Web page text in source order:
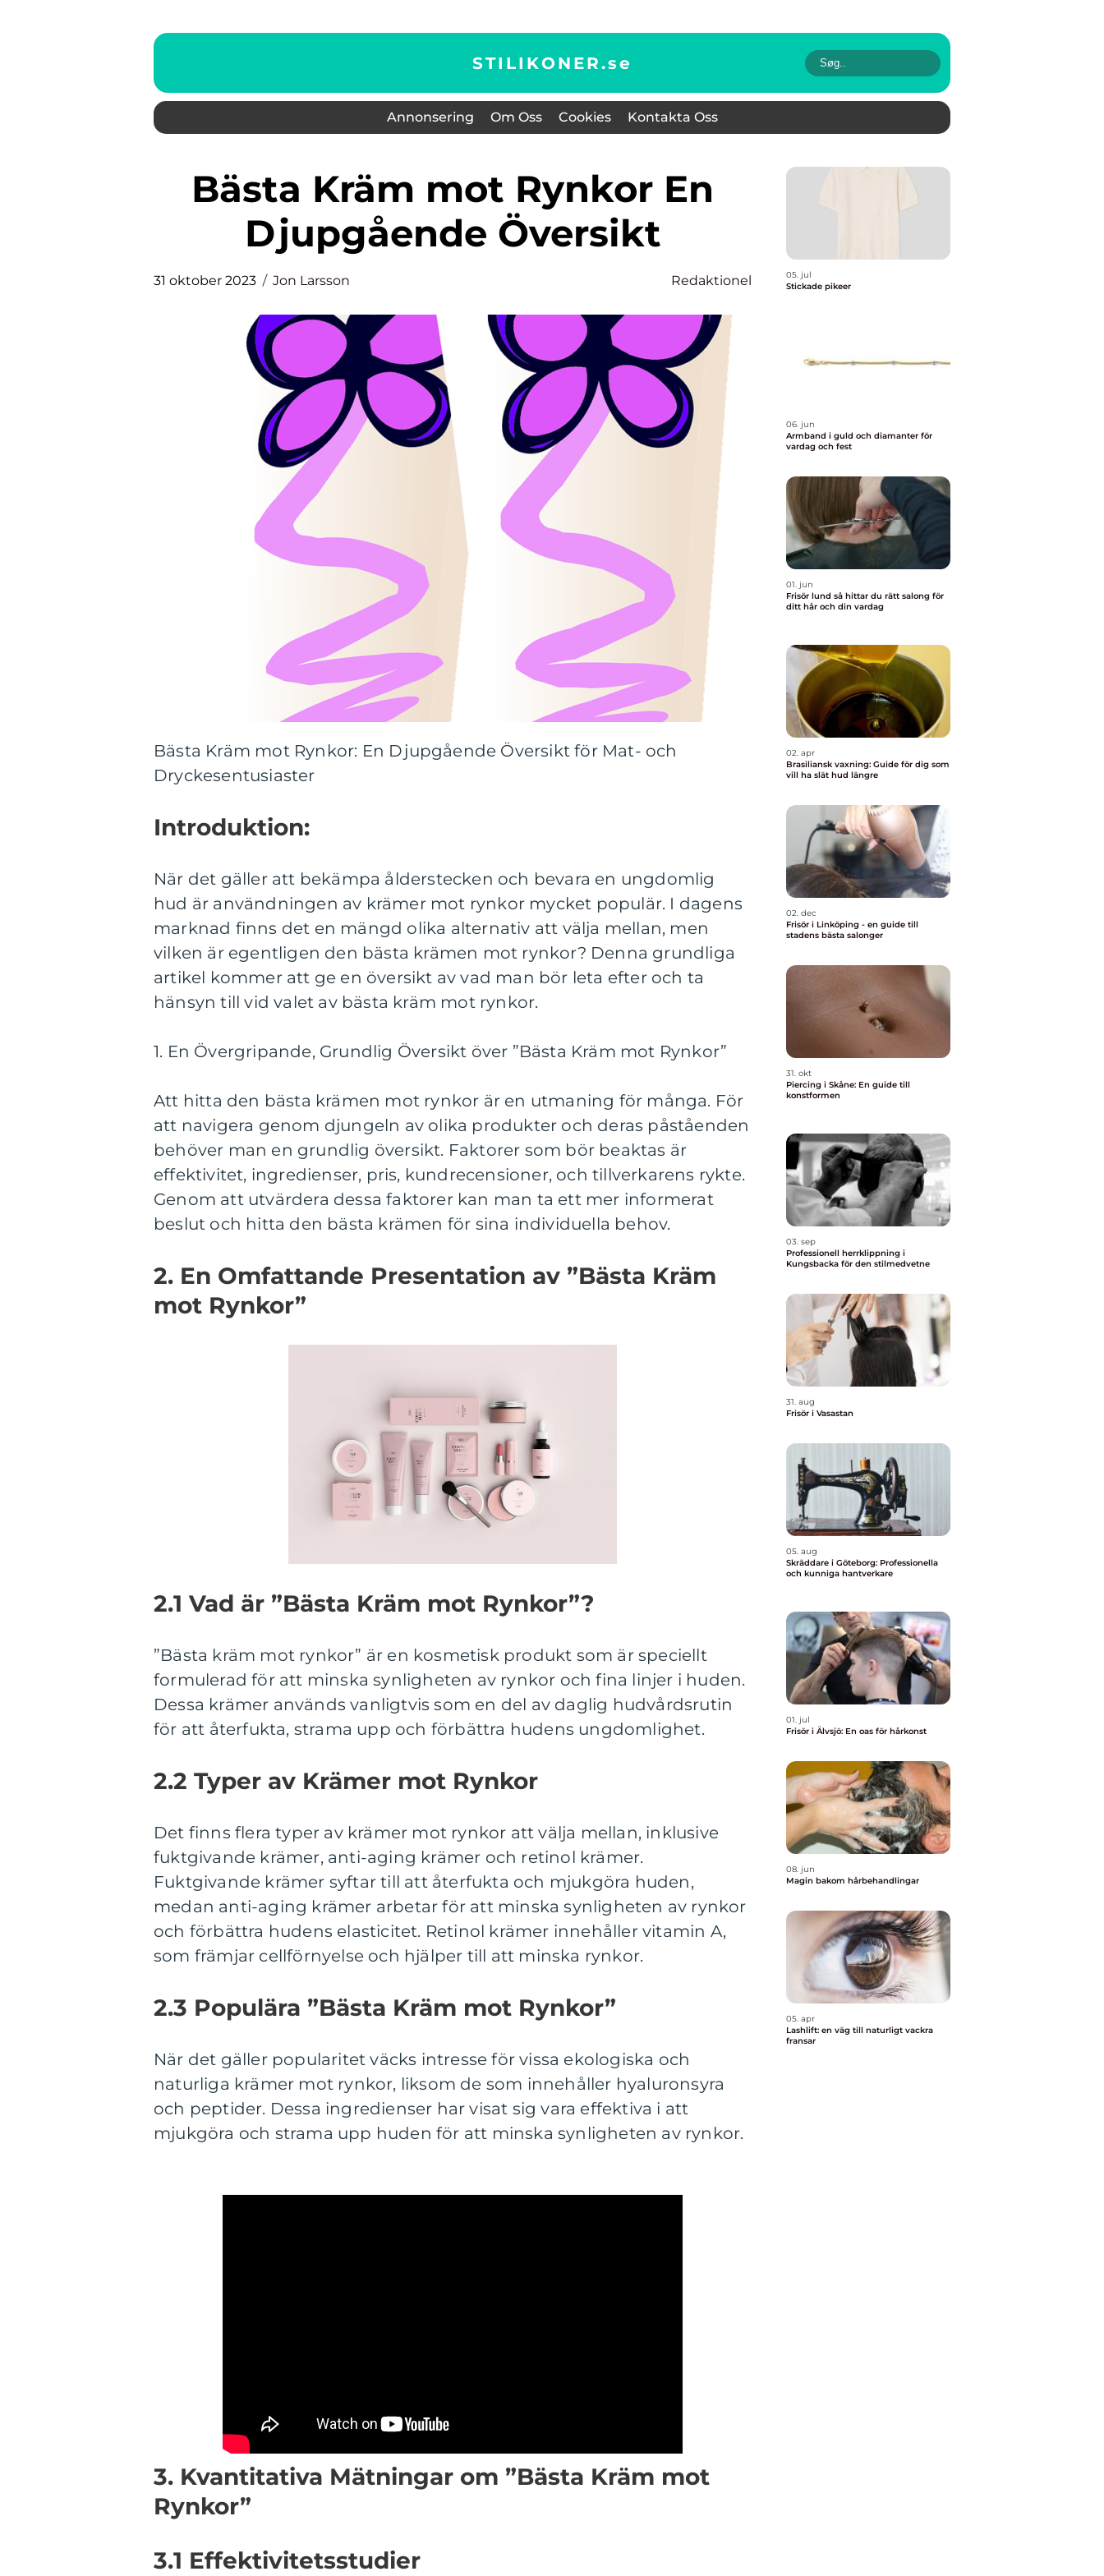
STILIKONER.se
Annonsering Om Oss Cookies Kontakta Oss
Bästa Kräm mot Rynkor En
Djupgående Översikt
31 oktober 2023 Jon Larsson Redaktionel
Bästa Kräm mot Rynkor: En Djupgående Översikt för Mat- och
Dryckesentusiaster
Introduktion:
När det gäller att bekämpa ålderstecken och bevara en ungdomlig
hud är användningen av krämer mot rynkor mycket populär. I dagens
marknad finns det en mängd olika alternativ att välja mellan, men
vilken är egentligen den bästa krämen mot rynkor? Denna grundliga
artikel kommer att ge en översikt av vad man bör leta efter och ta
hänsyn till vid valet av bästa kräm mot rynkor.
1. En Övergripande, Grundlig Översikt över ”Bästa Kräm mot Rynkor”
Att hitta den bästa krämen mot rynkor är en utmaning för många. För
att navigera genom djungeln av olika produkter och deras påståenden
behöver man en grundlig översikt. Faktorer som bör beaktas är
effektivitet, ingredienser, pris, kundrecensioner, och tillverkarens rykte.
Genom att utvärdera dessa faktorer kan man ta ett mer informerat
beslut och hitta den bästa krämen för sina individuella behov.
2. En Omfattande Presentation av ”Bästa Kräm
mot Rynkor”
2.1 Vad är ”Bästa Kräm mot Rynkor”?
”Bästa kräm mot rynkor” är en kosmetisk produkt som är speciellt
formulerad för att minska synligheten av rynkor och fina linjer i huden.
Dessa krämer används vanligtvis som en del av daglig hudvårdsrutin
för att återfukta, strama upp och förbättra hudens ungdomlighet.
2.2 Typer av Krämer mot Rynkor
Det finns flera typer av krämer mot rynkor att välja mellan, inklusive
fuktgivande krämer, anti-aging krämer och retinol krämer.
Fuktgivande krämer syftar till att återfukta och mjukgöra huden,
medan anti-aging krämer arbetar för att minska synligheten av rynkor
och förbättra hudens elasticitet. Retinol krämer innehåller vitamin A,
som främjar cellförnyelse och hjälper till att minska rynkor.
2.3 Populära ”Bästa Kräm mot Rynkor”
När det gäller popularitet väcks intresse för vissa ekologiska och
naturliga krämer mot rynkor, liksom de som innehåller hyaluronsyra
och peptider. Dessa ingredienser har visat sig vara effektiva i att
mjukgöra och strama upp huden för att minska synligheten av rynkor.
3. Kvantitativa Mätningar om ”Bästa Kräm mot
Rynkor”
3.1 Effektivitetsstudier
05. jul
Stickade pikeer
06. jun
Armband i guld och diamanter för
vardag och fest
01. jun
Frisör lund så hittar du rätt salong för
ditt hår och din vardag
02. apr
Brasiliansk vaxning: Guide för dig som
vill ha slät hud längre
02. dec
Frisör i Linköping - en guide till
stadens bästa salonger
31. okt
Piercing i Skåne: En guide till
konstformen
03. sep
Professionell herrklippning i
Kungsbacka för den stilmedvetne
31. aug
Frisör i Vasastan
05. aug
Skräddare i Göteborg: Professionella
och kunniga hantverkare
01. jul
Frisör i Älvsjö: En oas för hårkonst
08. jun
Magin bakom hårbehandlingar
05. apr
Lashlift: en väg till naturligt vackra
fransar